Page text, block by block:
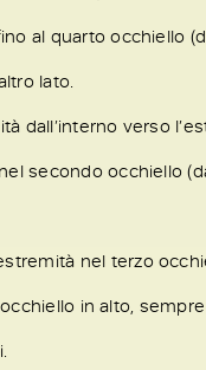
al quarto occhiello
lato.
dall’interno verso
secondo occhiello
nel terzo
in alto,